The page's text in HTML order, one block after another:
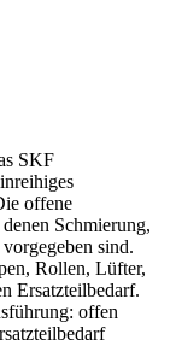
SKF
offene
Schmierung,
sind.
Rollen, Lüfter,
Ersatzteilbedarf.
offen